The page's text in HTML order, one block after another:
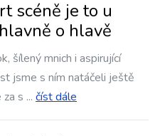
scéně je to u
o hlavě
šílený mnich i aspirující
jsme s ním natáčeli ještě
za s ... číst dále